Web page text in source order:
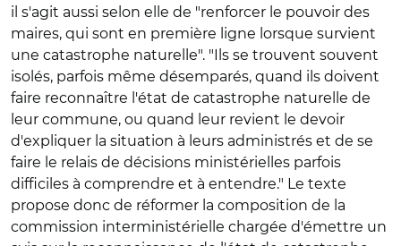
il s'agit aussi selon elle de "renforcer le pouvoir des
maires, qui sont en première ligne lorsque survient
une catastrophe naturelle". "Ils se trouvent souvent
isolés, parfois même désemparés, quand ils doivent
faire reconnaître l'état de catastrophe naturelle de
leur commune, ou quand leur revient le devoir
d'expliquer la situation à leurs administrés et de se
faire le relais de décisions ministérielles parfois
difficiles à comprendre et à entendre." Le texte
propose donc de réformer la composition de la
commission interministérielle chargée d'émettre un